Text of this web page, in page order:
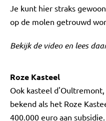
Je kunt hier straks
op de molen getrouwd
Bekijk de video en lees
Roze Kasteel
Ook kasteel
bekend als het Roze
400.000 euro aan